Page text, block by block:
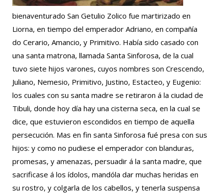
bienaventurado San Getulio Zolico fue martirizado en
Liorna, en tiempo del emperador Adriano, en compañía
do Cerario, Amancio, y Primitivo. Había sido casado con
una santa matrona, llamada Santa Sinforosa, de la cual
tuvo siete hijos varones, cuyos nombres son Crescendo,
Juliano, Nemesio, Primitivo, Justino, Estacteo, y Eugenio:
los cuales con su santa madre se retiraron á la ciudad de
Tibuli, donde hoy día hay una cisterna seca, en la cual se
dice, que estuvieron escondidos en tiempo de aquella
persecución. Mas en fin santa Sinforosa fué presa con sus
hijos: y como no pudiese el emperador con blanduras,
promesas, y amenazas, persuadir á la santa madre, que
sacrificase á los ídolos, mandóla dar muchas heridas en
su rostro, y colgarla de los cabellos, y tenerla suspensa